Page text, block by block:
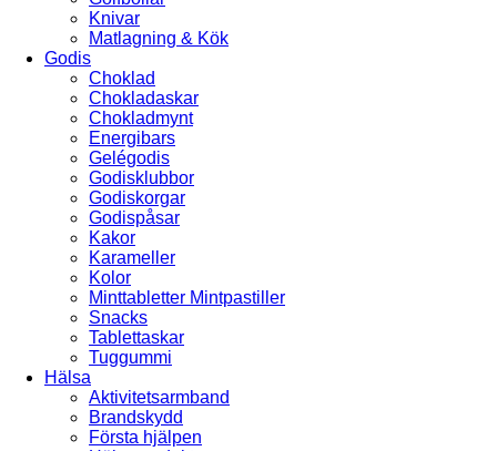
Knivar
Matlagning & Kök
Godis
Choklad
Chokladaskar
Chokladmynt
Energibars
Gelégodis
Godisklubbor
Godiskorgar
Godispåsar
Kakor
Karameller
Kolor
Minttabletter Mintpastiller
Snacks
Tablettaskar
Tuggummi
Hälsa
Aktivitetsarmband
Brandskydd
Första hjälpen